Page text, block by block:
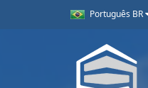
Português BR